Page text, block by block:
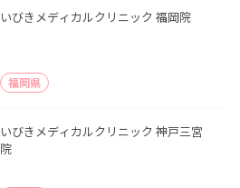
いびきメディカルクリニック 福岡院
福岡県
いびきメディカルクリニック 神戸三宮
院